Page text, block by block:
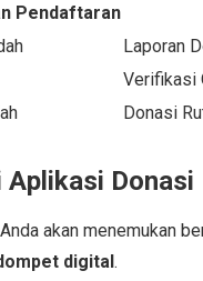
Pendaftaran
Laporan
Verifikasi
Donasi
Donasi
akan menemukan
digital.